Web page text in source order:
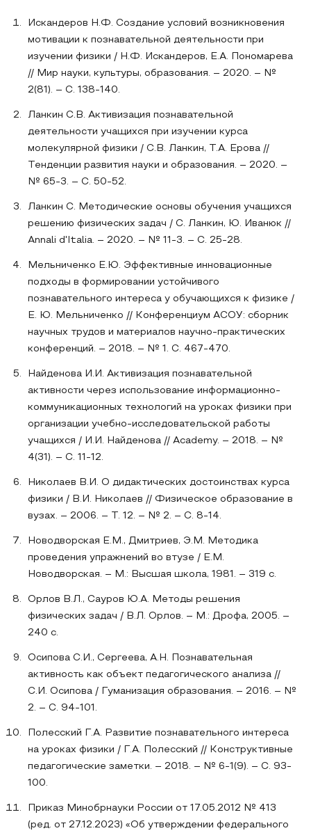
Искандеров Н.Ф. Создание условий возникновения
мотивации к познавательной деятельности при
изучении физики / Н.Ф. Искандеров, Е.А. Пономарева
// Мир науки, культуры, образования. – 2020. – №
2(81). – С. 138-140.
Ланкин С.В. Активизация познавательной
деятельности учащихся при изучении курса
молекулярной физики / С.В. Ланкин, Т.А. Ерова //
Тенденции развития науки и образования. – 2020. –
№ 65-3. – С. 50-52.
Ланкин С. Методические основы обучения учащихся
решению физических задач / С. Ланкин, Ю. Иванюк //
Annali d'Italia. – 2020. – № 11-3. – С. 25-28.
Мельниченко Е.Ю. Эффективные инновационные
подходы в формировании устойчивого
познавательного интереса у обучающихся к физике /
Е. Ю. Мельниченко // Конференциум АСОУ: сборник
научных трудов и материалов научно-практических
конференций. – 2018. – № 1. С. 467-470.
Найденова И.И. Активизация познавательной
активности через использование информационно-
коммуникационных технологий на уроках физики при
организации учебно-исследовательской работы
учащихся / И.И. Найденова // Academy. – 2018. – №
4(31). – С. 11-12.
Николаев В.И. О дидактических достоинствах курса
физики / В.И. Николаев // Физическое образование в
вузах. – 2006. – Т. 12. – № 2. – С. 8-14.
Новодворская Е.М., Дмитриев, Э.М. Методика
проведения упражнений во втузе / Е.М.
Новодворская. – М.: Высшая школа, 1981. – 319 с.
Орлов В.Л., Сауров Ю.А. Методы решения
физических задач / В.Л. Орлов. – М.: Дрофа, 2005. –
240 с.
Осипова С.И., Сергеева, А.Н. Познавательная
активность как объект педагогического анализа //
С.И. Осипова / Гуманизация образования. – 2016. – №
2. – С. 94-101.
Полесский Г.А. Развитие познавательного интереса
на уроках физики / Г.А. Полесский // Конструктивные
педагогические заметки. – 2018. – № 6-1(9). – С. 93-
100.
Приказ Минобрнауки России от 17.05.2012 № 413
(ред. от 27.12.2023) «Об утверждении федерального